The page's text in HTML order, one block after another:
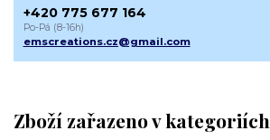
Zboží zařazeno v kategoriích
+420 775 677 164
Po-Pá (8-16h)
emscreations.cz@gmail.com